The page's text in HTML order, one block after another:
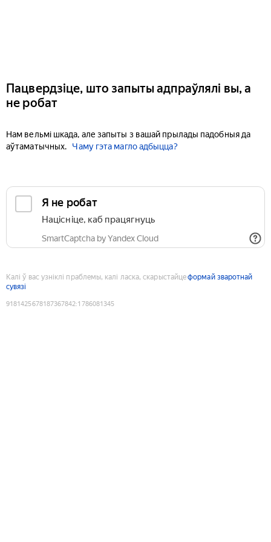
Пацвердзіце, што запыты адпраўлялі вы, а
не робат
Нам вельмі шкада, але запыты з вашай прылады падобныя да
аўтаматычных.
Чаму гэта магло адбыцца?
Я не робат
Націсніце, каб працягнуць
SmartCaptcha by Yandex Cloud
Калі ў вас узніклі праблемы, калі ласка, скарыстайцеформай зваротнай
сувязі
9181425678187367842:1786081345